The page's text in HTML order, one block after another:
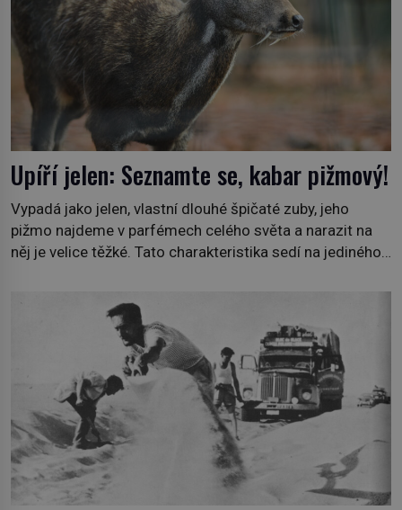
Upíří jelen: Seznamte se, kabar pižmový!
Vypadá jako jelen, vlastní dlouhé špičaté zuby, jeho
pižmo najdeme v parfémech celého světa a narazit na
něj je velice těžké. Tato charakteristika sedí na jediného
1778), jenže v Asii o něm ví už celá staletí. Zvíře
připomíná jelena, v kohoutku dosahuje […]